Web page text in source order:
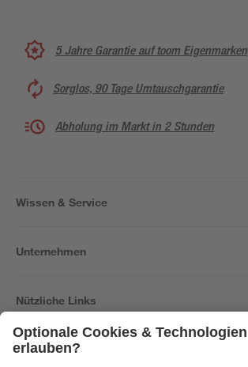
5 Jahre Garantie auf toom Eigenmarken
Sorglos, 90 Tage Umtauschgarantie
Abholung im Markt in 2 Stunden
Wissen & Service
Unternehmen
Nützliche Links